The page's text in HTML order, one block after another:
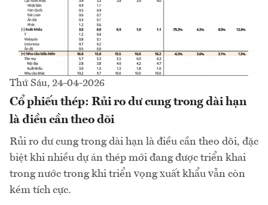
Thứ Sáu, 24-04-2026
Cổ phiếu thép: Rủi ro dư cung trong dài hạn
là điều cần theo dõi
Rủi ro dư cung trong dài hạn là điều cần theo dõi, đặc
biệt khi nhiều dự án thép mới đang được triển khai
trong nước trong khi triển vọng xuất khẩu vẫn còn
kém tích cực.